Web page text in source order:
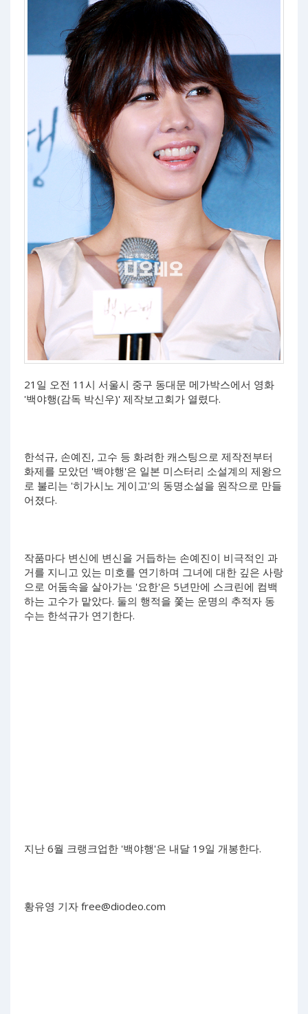
21일 오전 11시 서울시 중구 동대문 메가박스에서 영화
'백야행(감독 박신우)' 제작보고회가 열렸다.
한석규, 손예진, 고수 등 화려한 캐스팅으로 제작전부터
화제를 모았던 '백야행'은 일본 미스터리 소설계의 제왕으
로 불리는 '히가시노 게이고'의 동명소설을 원작으로 만들
어졌다.
작품마다 변신에 변신을 거듭하는 손예진이 비극적인 과
거를 지니고 있는 미호를 연기하며 그녀에 대한 깊은 사랑
으로 어둠속을 살아가는 '요한'은 5년만에 스크린에 컴백
하는 고수가 맡았다. 둘의 행적을 쫓는 운명의 추적자 동
수는 한석규가 연기한다.
지난 6월 크랭크업한 '백야행'은 내달 19일 개봉한다.
황유영 기자 free@diodeo.com